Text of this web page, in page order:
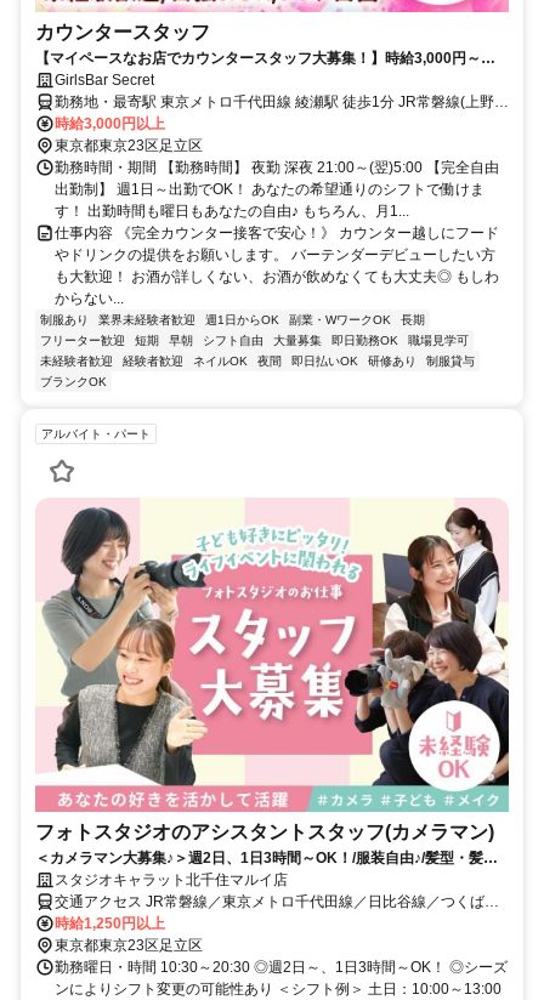
カウンタースタッフ
【マイペースなお店でカウンタースタッフ大募集！】時給3,000円～◆
日払いOK◆女性スタッフ活躍中
GirlsBar Secret
勤務地・最寄駅 東京メトロ千代田線 綾瀬駅 徒歩1分 JR常磐線(上野～
取手) 亀有駅 バス10分 東武伊勢崎線 小菅駅 徒歩18分 各線「綾瀬」駅
から徒歩1分！ JR常磐線と東京メトロ千代田線で上野、新御茶ノ水や
大手町、霞が関や赤坂、原宿、代々木などに出やすく、少し歩けば東
京、銀座、渋谷などにもアクセス良好♪ 学校帰りや通勤終わりにサッ
と寄って稼いで帰れます！
時給3,000円以上
東京都東京23区足立区
勤務時間・期間 【勤務時間】 夜勤 深夜 21:00～(翌)5:00 【完全自由
出勤制】 週1日～出勤でOK！ あなたの希望通りのシフトで働けま
す！ 出勤時間も曜日もあなたの自由♪ もちろん、月1...
仕事内容 《完全カウンター接客で安心！》 カウンター越しにフード
やドリンクの提供をお願いします。 バーテンダーデビューしたい方
も大歓迎！ お酒が詳しくない、お酒が飲めなくても大丈夫◎ もしわ
からない...
制服あり 業界未経験者歓迎 週1日からOK 副業・WワークOK
長期
フリーター歓迎
短期 早朝 シフト自由 大量募集 即日勤務OK
職場見学可
未経験者歓迎
経験者歓迎 ネイルOK 夜間 即日払いOK 研修あり
制服貸与
ブランクOK
アルバイト・パート
フォトスタジオのアシスタントスタッフ(カメラマン)
＜カメラマン大募集♪＞週2日、1日3時間～OK！/服装自由♪/髪型・髪色
自由！ピアスOK！
スタジオキャラット北千住マルイ店
交通アクセス JR常磐線／東京メトロ千代田線／日比谷線／つくばエ
クスプレス 北千住駅 徒歩約1分 京成本線 京成関屋駅 徒歩約10分 東
武スカイツリーライン 牛田駅 徒歩約10分
時給1,250円以上
東京都東京23区足立区
勤務曜日・時間 10:30～20:30 ◎週2日～、1日3時間～OK！ ◎シーズ
ンによりシフト変更の可能性あり ＜シフト例＞ 土日：10:00～13:00